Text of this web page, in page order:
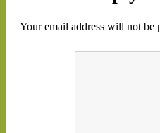
Your email address will not be